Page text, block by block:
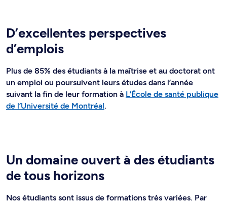
D’excellentes perspectives
d’emplois
Plus de 85% des étudiants à la maîtrise et au doctorat ont
un emploi ou poursuivent leurs études dans l’année
suivant la fin de leur formation à L’École de santé publique
de l’Université de Montréal.
Un domaine ouvert à des étudiants
de tous horizons
Nos étudiants sont issus de formations très variées. Par